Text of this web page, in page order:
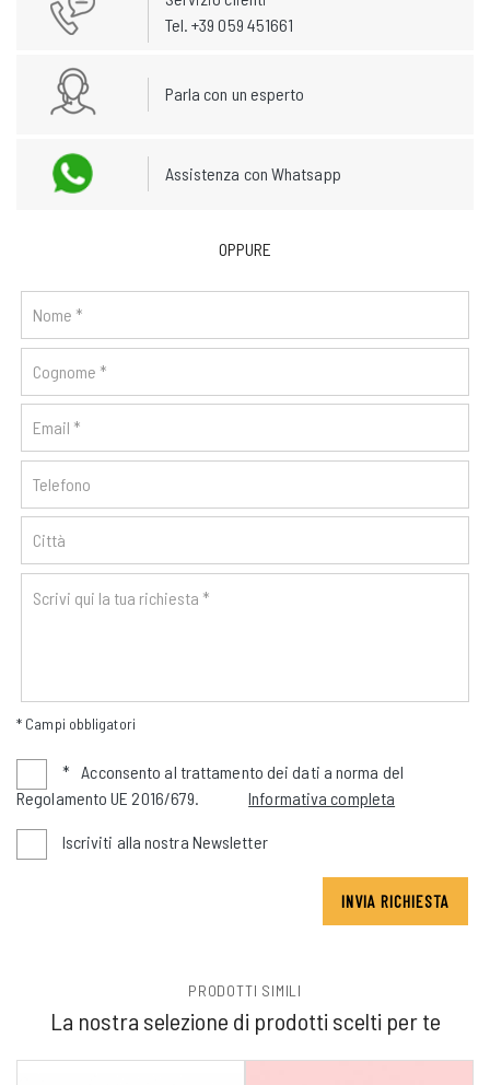
Tel. +39 059 451661
Parla con un esperto
Assistenza con Whatsapp
OPPURE
* Campi obbligatori
* Acconsento al trattamento dei dati a norma del
Regolamento UE 2016/679.
Informativa completa
Iscriviti alla nostra Newsletter
INVIA RICHIESTA
PRODOTTI SIMILI
La nostra selezione di prodotti scelti per te